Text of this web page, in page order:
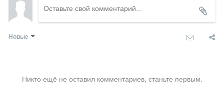
Новые
Никто ещё не оставил комментариев, станьте первым.